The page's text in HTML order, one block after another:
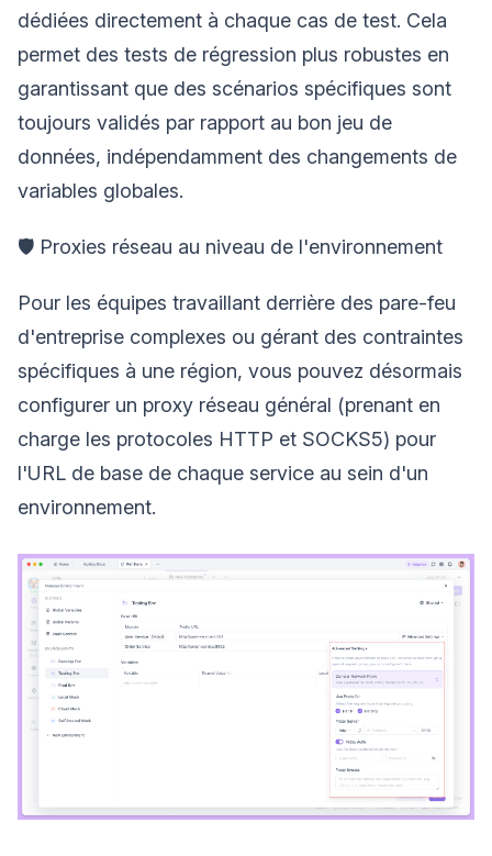
dédiées directement à chaque cas de test. Cela
permet des tests de régression plus robustes en
garantissant que des scénarios spécifiques sont
toujours validés par rapport au bon jeu de
données, indépendamment des changements de
variables globales.
🛡️ Proxies réseau au niveau de l'environnement
Pour les équipes travaillant derrière des pare-feu
d'entreprise complexes ou gérant des contraintes
spécifiques à une région, vous pouvez désormais
configurer un proxy réseau général (prenant en
charge les protocoles HTTP et SOCKS5) pour
l'URL de base de chaque service au sein d'un
environnement.